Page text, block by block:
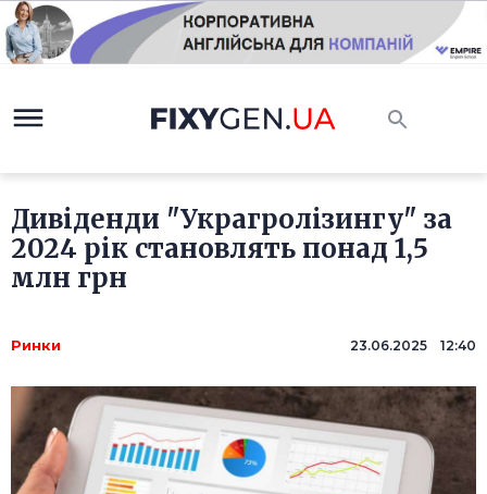
Дивіденди "Украгролізингу" за
2024 рік становлять понад 1,5
млн грн
Ринки 23.06.2025 12:40